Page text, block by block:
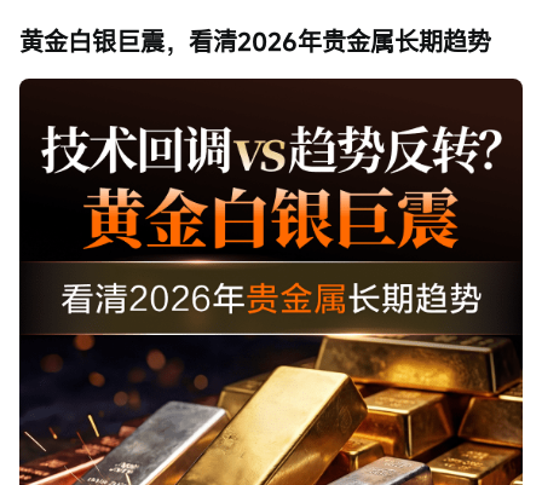
黄金白银巨震，看清2026年贵金属长期趋势